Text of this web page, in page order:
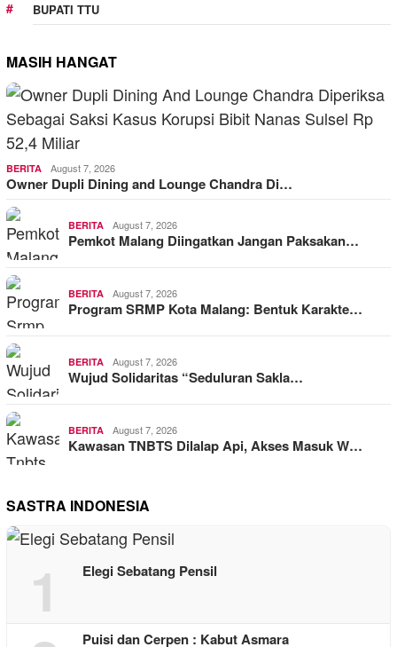
BUPATI TTU
MASIH HANGAT
BERITA August 7, 2026
Owner Dupli Dining and Lounge Chandra Di…
BERITA August 7, 2026
Pemkot Malang Diingatkan Jangan Paksakan…
BERITA August 7, 2026
Program SRMP Kota Malang: Bentuk Karakte…
BERITA August 7, 2026
Wujud Solidaritas “Seduluran Sakla…
BERITA August 7, 2026
Kawasan TNBTS Dilalap Api, Akses Masuk W…
SASTRA INDONESIA
1 Elegi Sebatang Pensil
Puisi dan Cerpen : Kabut Asmara